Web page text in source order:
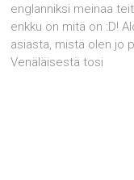
englanniksi meinaa
enkku on mitä on :D!
asiasta, mistä olen jo
Venäläisestä tosi